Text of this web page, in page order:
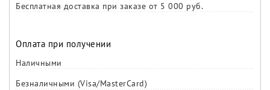
Бесплатная доставка при заказе от 5 000 руб.
Оплата при получении
Наличными
Безналичными (Visa/MasterCard)